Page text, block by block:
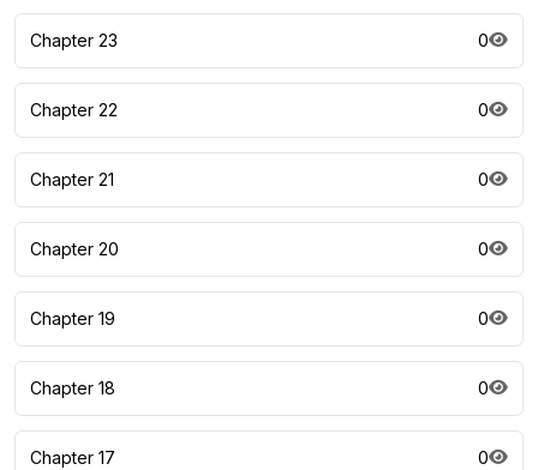
Chapter 23 0
Chapter 22 0
Chapter 21 0
Chapter 20 0
Chapter 19 0
Chapter 18 0
Chapter 17 0